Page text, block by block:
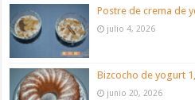
Postre de crema de
julio 4, 2026
Bizcocho de yogurt
junio 20, 2026